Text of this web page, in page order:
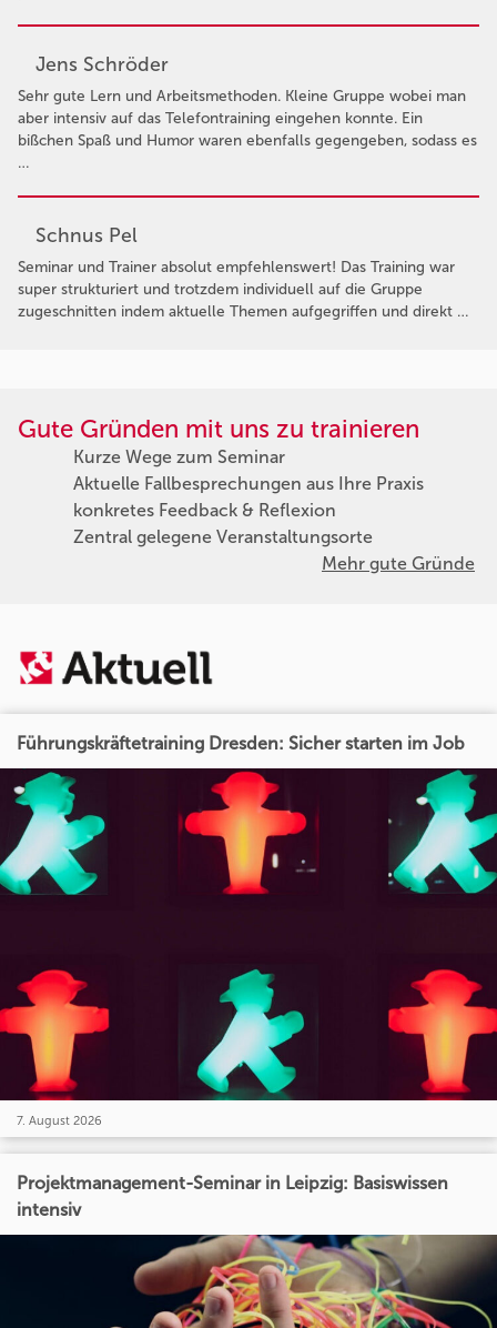
Jens Schröder
Sehr gute Lern und Arbeitsmethoden. Kleine Gruppe wobei man
aber intensiv auf das Telefontraining eingehen konnte. Ein
bißchen Spaß und Humor waren ebenfalls gegengeben, sodass es
…
Schnus Pel
Seminar und Trainer absolut empfehlenswert! Das Training war
super strukturiert und trotzdem individuell auf die Gruppe
zugeschnitten indem aktuelle Themen aufgegriffen und direkt …
Gute Gründen mit uns zu trainieren
Kurze Wege zum Seminar
Aktuelle Fallbesprechungen aus Ihre Praxis
konkretes Feedback & Reflexion
Zentral gelegene Veranstaltungsorte
Mehr gute Gründe
Führungskräftetraining Dresden: Sicher starten im Job
7. August 2026
Projektmanagement-Seminar in Leipzig: Basiswissen
intensiv